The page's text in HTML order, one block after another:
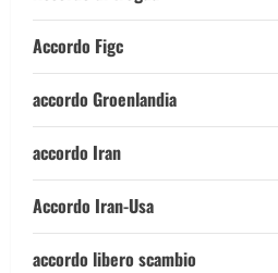
Accordo Figc
accordo Groenlandia
accordo Iran
Accordo Iran-Usa
accordo libero scambio